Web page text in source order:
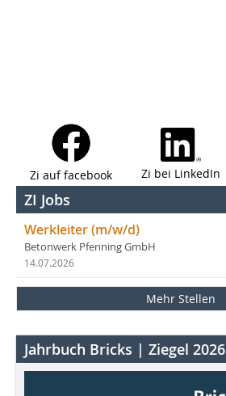
Zi auf facebook Zi bei LinkedIn
ZI Jobs
Werkleiter (m/w/d)
Betonwerk Pfenning GmbH
14.07.2026
Mehr Stellen
Jahrbuch Bricks | Ziegel 2026